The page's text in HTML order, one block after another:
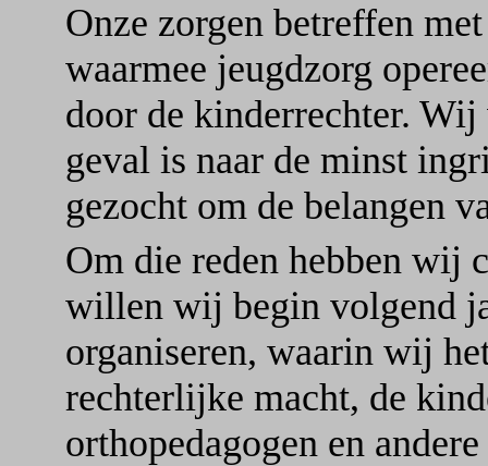
Onze zorgen betreffen
waarmee jeugdzorg
door de kinderrechter.
geval is naar de minst
gezocht om de belangen
Om die reden hebben wij
willen wij begin volgend
organiseren, waarin wij
rechterlijke macht, de
orthopedagogen en